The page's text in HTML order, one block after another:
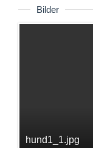
Bilder
hund1_1.jpg